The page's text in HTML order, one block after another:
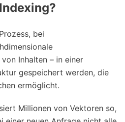
bei
Inhalten – in einer
gespeichert werden, die
ermöglicht.
Millionen von Vektoren so,